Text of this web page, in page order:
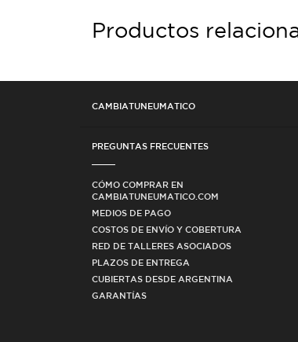
Productos
CAMBIATUNEUMATICO
PREGUNTAS FRECUENTES
CÓMO COMPRAR EN
CAMBIATUNEUMATICO.COM
MEDIOS DE PAGO
COSTOS DE ENVÍO Y COBERTURA
RED DE TALLERES ASOCIADOS
PLAZOS DE ENTREGA
CUBIERTAS DESDE ARGENTINA
GARANTÍAS